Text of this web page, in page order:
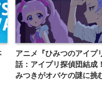
アニメ『ひみつのアイプ
話：アイプリ探偵団結成
みつきがオバケの謎に挑